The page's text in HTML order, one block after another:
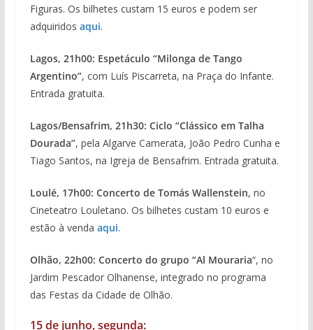
Figuras. Os bilhetes custam 15 euros e podem ser
adquiridos aqui.
Lagos, 21h00: Espetáculo “Milonga de Tango
Argentino”, com Luís Piscarreta, na Praça do Infante.
Entrada gratuita.
Lagos/Bensafrim, 21h30: Ciclo “Clássico em Talha
Dourada”, pela Algarve Camerata, João Pedro Cunha e
Tiago Santos, na Igreja de Bensafrim. Entrada gratuita.
Loulé, 17h00: Concerto de Tomás Wallenstein, no
Cineteatro Louletano. Os bilhetes custam 10 euros e
estão à venda aqui.
Olhão, 22h00: Concerto do grupo “Al Mouraria“, no
Jardim Pescador Olhanense, integrado no programa
das Festas da Cidade de Olhão.
15 de junho, segunda: